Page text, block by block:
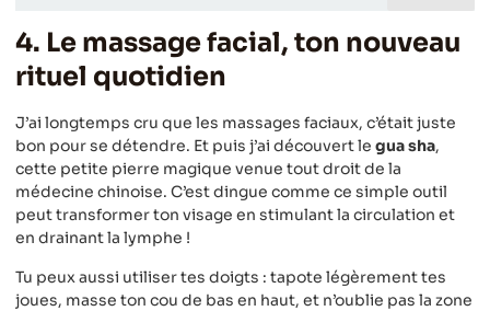
4. Le massage facial, ton nouveau
rituel quotidien
J’ai longtemps cru que les massages faciaux, c’était juste
bon pour se détendre. Et puis j’ai découvert le gua sha,
cette petite pierre magique venue tout droit de la
médecine chinoise. C’est dingue comme ce simple outil
peut transformer ton visage en stimulant la circulation et
en drainant la lymphe !
Tu peux aussi utiliser tes doigts : tapote légèrement tes
joues, masse ton cou de bas en haut, et n’oublie pas la zone